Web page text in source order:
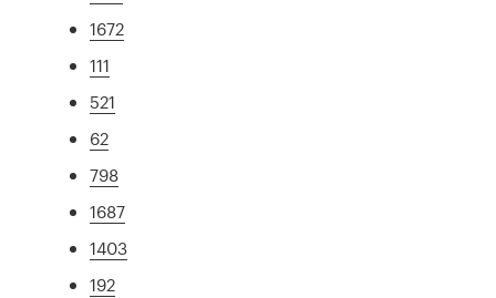
1672
111
521
62
798
1687
1403
192